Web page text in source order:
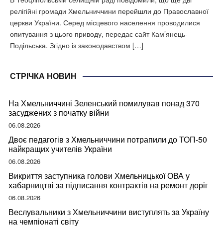
релігійні громади Хмельниччини перейшли до Православної
церкви України. Серед місцевого населення проводилися
опитування з цього приводу, передає сайт Кам’янець-
Подільська. Згідно із законодавством […]
СТРІЧКА НОВИН
На Хмельниччині Зеленський помилував понад 370
засуджених з початку війни
06.08.2026
Двоє педагогів з Хмельниччини потрапили до ТОП-50
найкращих учителів України
06.08.2026
Викриття заступника голови Хмельницької ОВА у
хабарництві за підписання контрактів на ремонт доріг
06.08.2026
Веслувальники з Хмельниччини виступлять за Україну
на чемпіонаті світу